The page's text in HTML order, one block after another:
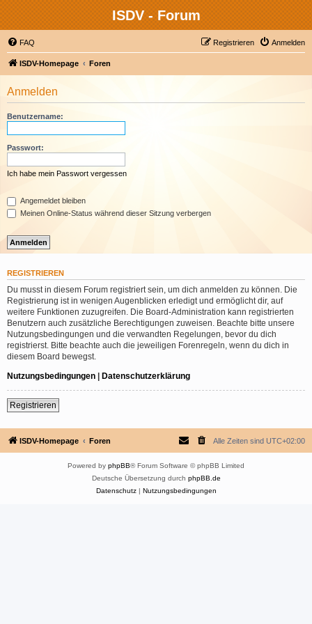
ISDV - Forum
FAQ Anmelden
Registrieren
ISDV-Homepage Foren
Anmelden
Benutzername:
Passwort:
Ich habe mein Passwort vergessen
Angemeldet bleiben
Meinen Online-Status während dieser Sitzung verbergen
REGISTRIEREN
Du musst in diesem Forum registriert sein, um dich anmelden zu können. Die
Registrierung ist in wenigen Augenblicken erledigt und ermöglicht dir, auf
weitere Funktionen zuzugreifen. Die Board-Administration kann registrierten
Benutzern auch zusätzliche Berechtigungen zuweisen. Beachte bitte unsere
Nutzungsbedingungen und die verwandten Regelungen, bevor du dich
registrierst. Bitte beachte auch die jeweiligen Forenregeln, wenn du dich in
diesem Board bewegst.
Nutzungsbedingungen | Datenschutzerklärung
Registrieren
ISDV-Homepage Foren Alle Zeiten sind UTC+02:00
Powered by phpBB® Forum Software © phpBB Limited
Deutsche Übersetzung durch phpBB.de
Datenschutz| Nutzungsbedingungen